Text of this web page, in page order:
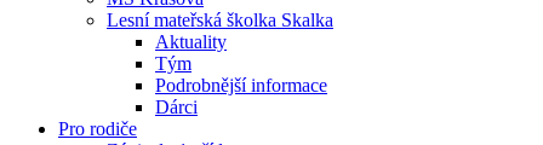
Lesní mateřská školka Skalka
Aktuality
Tým
Podrobnější informace
Dárci
Pro rodiče